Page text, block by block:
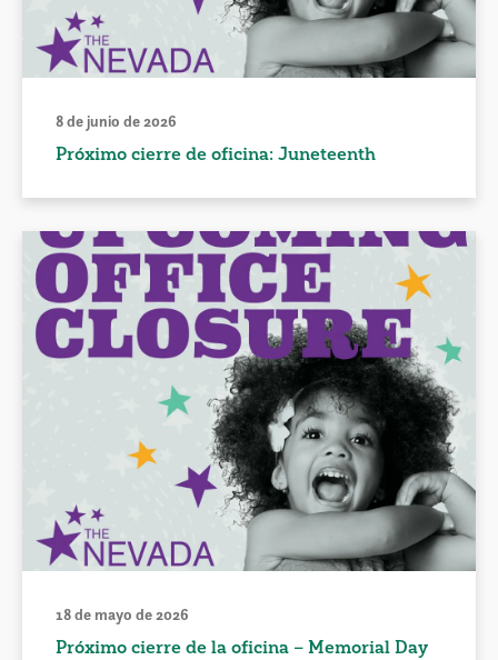
8 de junio de 2026
Próximo cierre de oficina: Juneteenth
18 de mayo de 2026
Próximo cierre de la oficina – Memorial Day